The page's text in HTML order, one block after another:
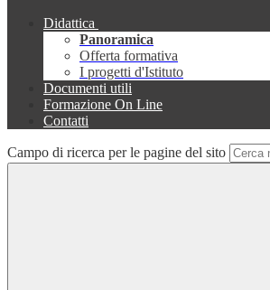
Didattica
Panoramica
Offerta formativa
I progetti d'Istituto
Documenti utili
Formazione On Line
Contatti
Campo di ricerca per le pagine del sito